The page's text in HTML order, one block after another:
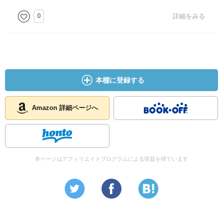
0 詳細をみる
本棚に登録する
Amazon 詳細ページへ
本ページはアフィリエイトプログラムによる収益を得ています